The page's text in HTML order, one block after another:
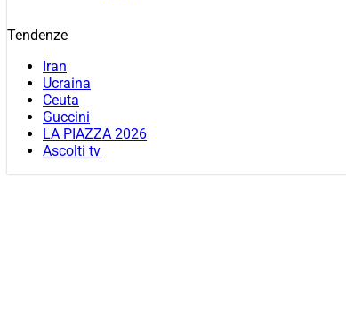
Tendenze
Iran
Ucraina
Ceuta
Guccini
LA PIAZZA 2026
Ascolti tv